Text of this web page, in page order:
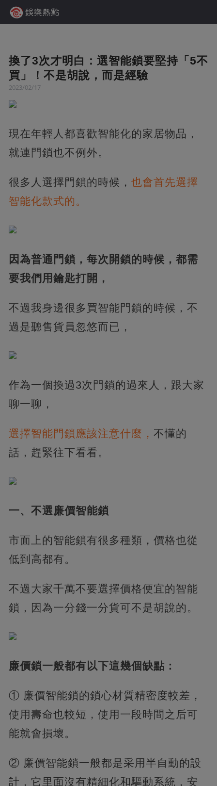
換了3次才明白：選智能鎖要堅持「5不
買」！不是胡說，而是經驗
2023/02/17
現在年輕人都喜歡智能化的家居物品，
就連門鎖也不例外。
很多人選擇門鎖的時候， 也會首先選擇
智能化款式的。
因為普通門鎖，每次開鎖的時候，都需
要我們用鑰匙打開，
不過我身邊很多買智能門鎖的時候，不
過是聽售貨員忽悠而已，
作為一個換過3次門鎖的過來人，跟大家
聊一聊，
選擇智能門鎖應該注意什麼， 不懂的
話，趕緊往下看看。
一、不選廉價智能鎖
市面上的智能鎖有很多種類，價格也從
低到高都有。
不過大家千萬不要選擇價格便宜的智能
鎖，因為一分錢一分貨可不是胡說的。
廉價鎖一般都有以下這幾個缺點：
① 廉價智能鎖的鎖心材質精密度較差，
使用壽命也較短，使用一段時間之后可
能就會損壞。
② 廉價智能鎖一般都是采用半自動的設
計，它里面沒有精細化和驅動系統，安